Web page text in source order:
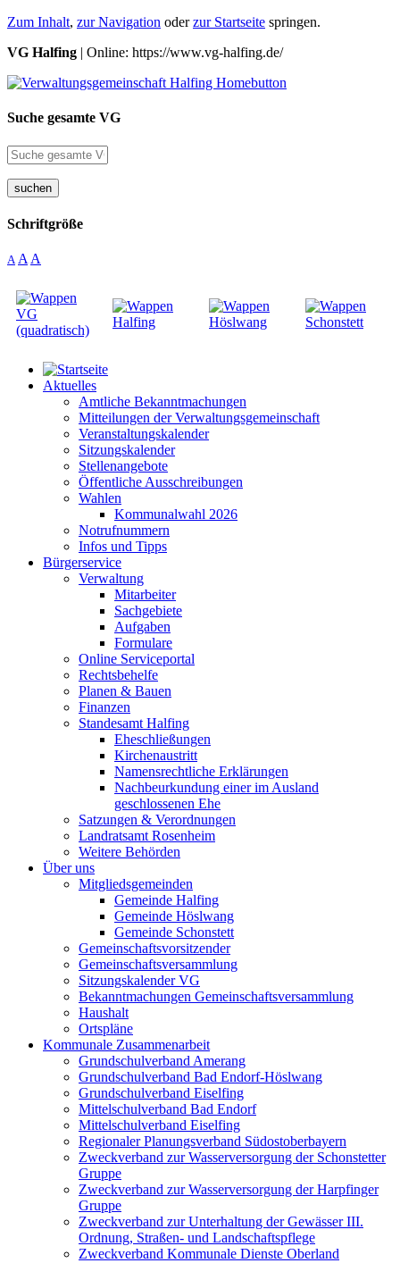
Zum Inhalt, zur Navigation oderzur Startseite springen.
VG Halfing | Online: https://www.vg-halfing.de/
Suche gesamte VG
suchen
Schriftgröße
A A A
Aktuelles
Amtliche Bekanntmachungen
Mitteilungen der Verwaltungsgemeinschaft
Veranstaltungskalender
Sitzungskalender
Stellenangebote
Öffentliche Ausschreibungen
Wahlen
Kommunalwahl 2026
Notrufnummern
Infos und Tipps
Bürgerservice
Verwaltung
Mitarbeiter
Sachgebiete
Aufgaben
Formulare
Online Serviceportal
Rechtsbehelfe
Planen & Bauen
Finanzen
Standesamt Halfing
Eheschließungen
Kirchenaustritt
Namensrechtliche Erklärungen
Nachbeurkundung einer im Ausland
geschlossenen Ehe
Satzungen & Verordnungen
Landratsamt Rosenheim
Weitere Behörden
Über uns
Mitgliedsgemeinden
Gemeinde Halfing
Gemeinde Höslwang
Gemeinde Schonstett
Gemeinschaftsvorsitzender
Gemeinschaftsversammlung
Sitzungskalender VG
Bekanntmachungen Gemeinschaftsversammlung
Haushalt
Ortspläne
Kommunale Zusammenarbeit
Grundschulverband Amerang
Grundschulverband Bad Endorf-Höslwang
Grundschulverband Eiselfing
Mittelschulverband Bad Endorf
Mittelschulverband Eiselfing
Regionaler Planungsverband Südostoberbayern
Zweckverband zur Wasserversorgung der Schonstetter
Gruppe
Zweckverband zur Wasserversorgung der Harpfinger
Gruppe
Zweckverband zur Unterhaltung der Gewässer III.
Ordnung, Straßen- und Landschaftspflege
Zweckverband Kommunale Dienste Oberland